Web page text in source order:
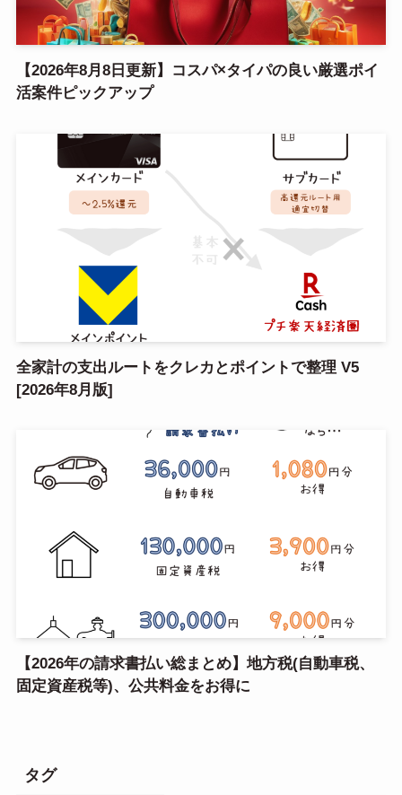
【2026年8月8日更新】コスパ×タイパの良い厳選ポイ
活案件ピックアップ
全家計の支出ルートをクレカとポイントで整理 V5
[2026年8月版]
【2026年の請求書払い総まとめ】地方税(自動車税、
固定資産税等)、公共料金をお得に
タグ